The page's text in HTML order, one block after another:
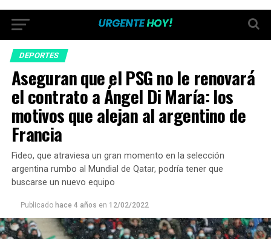
DEPORTES
Aseguran que el PSG no le renovará
el contrato a Ángel Di María: los
motivos que alejan al argentino de
Francia
Fideo, que atraviesa un gran momento en la selección
argentina rumbo al Mundial de Qatar, podría tener que
buscarse un nuevo equipo
Publicado hace 4 años en 12/02/2022